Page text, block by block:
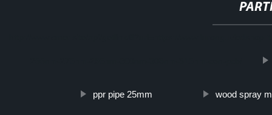
ppr pipe 25mm wood spray